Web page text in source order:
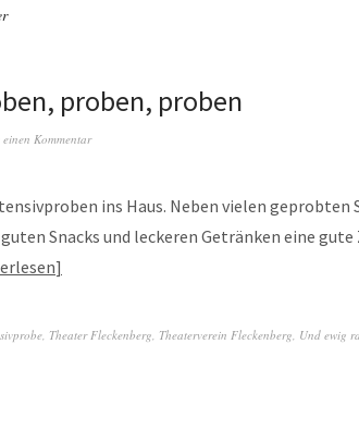
proben, proben
einen Kommentar
ins Haus. Neben vielen geprobten
Snacks und leckeren Getränken eine gute
, Theater Fleckenberg, Theaterverein Fleckenberg, Und ewig